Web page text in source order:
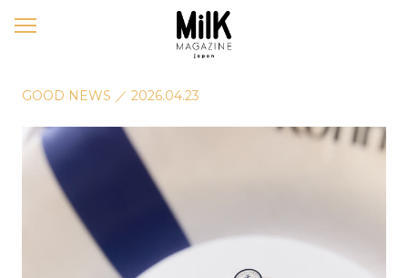
メ
GOOD NEWS ／ 2026.04.23